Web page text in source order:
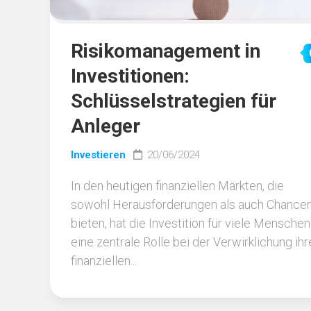
Risikomanagement in
Investitionen:
Schlüsselstrategien für
Anleger
Investieren 20/06/2024
In den heutigen finanziellen Märkten, die
sowohl Herausforderungen als auch
bieten, hat die Investition für viele Menschen
eine zentrale Rolle bei der Verwirklichung
finanziellen...